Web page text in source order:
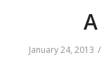
January 24, 2013 /